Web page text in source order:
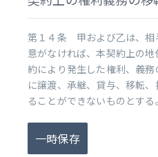
第１４条 甲および乙は、相
意がなければ、本契約上の
約により発生した権利、義
に譲渡、承継、貸与、移転
ることができないものとする。
一時保存